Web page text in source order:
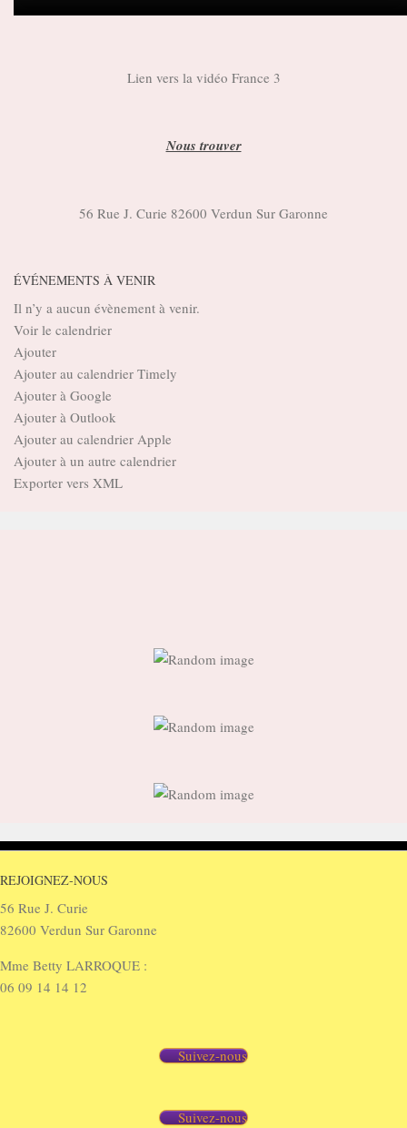
Lien vers la vidéo France 3
Nous trouver
56 Rue J. Curie 82600 Verdun Sur Garonne
ÉVÉNEMENTS À VENIR
Il n’y a aucun évènement à venir.
Voir le calendrier
Ajouter
Ajouter au calendrier Timely
Ajouter à Google
Ajouter à Outlook
Ajouter au calendrier Apple
Ajouter à un autre calendrier
Exporter vers XML
REJOIGNEZ-NOUS
56 Rue J. Curie
82600 Verdun Sur Garonne
Mme Betty LARROQUE :
06 09 14 14 12
Suivez-nous
Suivez-nous